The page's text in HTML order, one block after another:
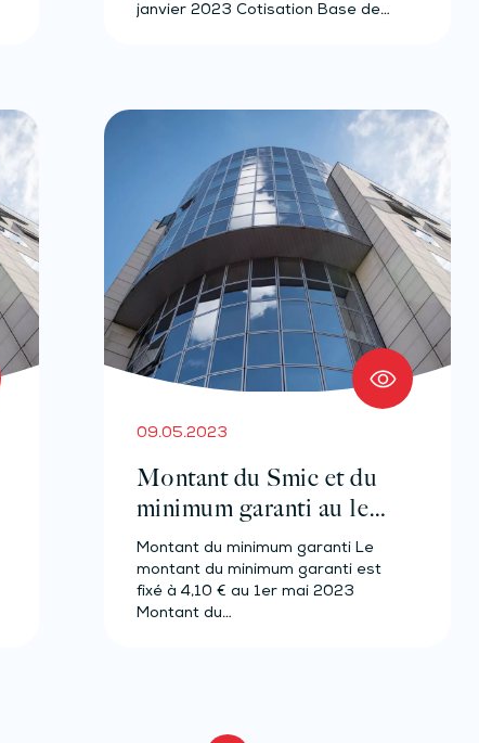
janvier 2023 Cotisation Base de…
09.05.2023
Montant du Smic et du
minimum garanti au 1er
mai 2023
Montant du minimum garanti Le
montant du minimum garanti est
fixé à 4,10 € au 1er mai 2023
Montant du…